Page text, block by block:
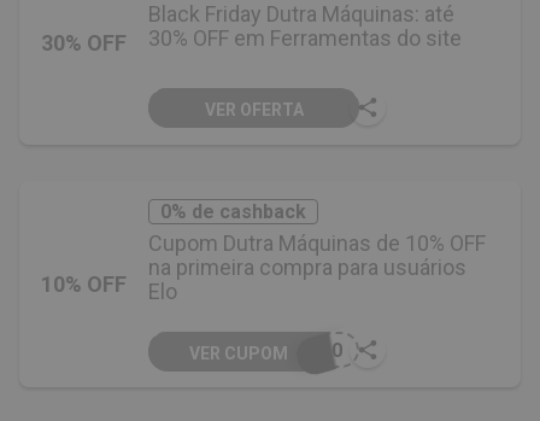
30% OFF
Black Friday Dutra Máquinas: até
30% OFF em Ferramentas do site
VER OFERTA
10% OFF
0% de cashback
Cupom Dutra Máquinas de 10% OFF
na primeira compra para usuários
Elo
O10
VER CUPOM